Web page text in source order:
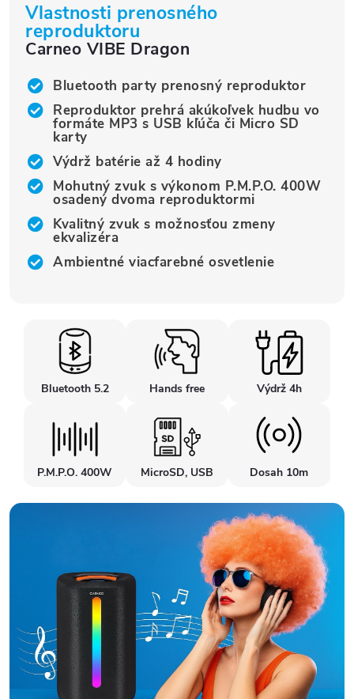
Vlastnosti prenosného
reproduktoru
Carneo VIBE Dragon
Bluetooth party prenosný reproduktor
Reproduktor prehrá akúkoľvek hudbu vo
formáte MP3 s USB kľúča či Micro SD
karty
Výdrž batérie až 4 hodiny
Mohutný zvuk s výkonom P.M.P.O. 400W
osadený dvoma reproduktormi
Kvalitný zvuk s možnosťou zmeny
ekvalizéra
Ambientné viacfarebné osvetlenie
Bluetooth 5.2 Hands free Výdrž 4h
P.M.P.O. 400W MicroSD, USB Dosah 10m